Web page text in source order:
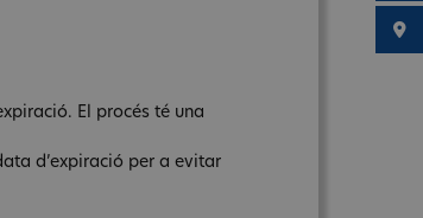
El procés té una
d’expiració per a evitar